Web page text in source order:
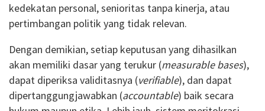
kedekatan personal, senioritas tanpa kinerja, atau
pertimbangan politik yang tidak relevan.
Dengan demikian, setiap keputusan yang dihasilkan
akan memiliki dasar yang terukur (measurable bases),
dapat diperiksa validitasnya (verifiable), dan dapat
dipertanggungjawabkan (accountable) baik secara